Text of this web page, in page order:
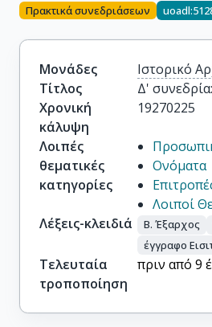
Πρακτικά συνεδριάσεων
Μονάδες
Ιστορικό
Τίτλος
Δ'
Χρονική
κάλυψη
19270225
Λοιπές
θεματικές
κατηγορίες
Ονόματα
Λοιποί
Λέξεις-κλειδιά
Β. Έξαρχος
έγγραφο
Τελευταία
τροποποίηση
πριν από 9